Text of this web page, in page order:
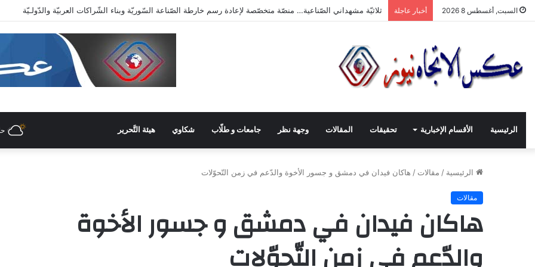
السبت, أغسطس 8 2026 أخبار عاجلة “ثلاثيّة مشهداني الصّناعيّة” تنطلق برعاية وزاريّة.. ملتقى واعد للصناعات الهندسيّة والبلاستيكيّة والكيميائيّة
الرئيسية الأقسام الإخبارية تحقيقات المقالات وجهة نظر جامعات و طلّاب شكاوي هيئة التَّحرير
الرئيسية / مقالات / هاكان فيدان في دمشق و جسور الأخوة والدّعم في زمن التّحوّلات
مقالات
هاكان فيدان في دمشق و جسور الأخوة